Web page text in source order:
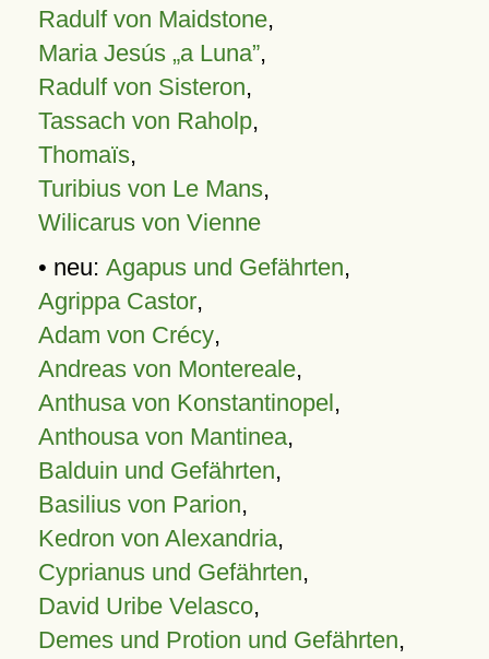
Radulf von Maidstone,
Maria Jesús „a Luna”,
Radulf von Sisteron,
Tassach von Raholp,
Thomaïs,
Turibius von Le Mans,
Wilicarus von Vienne
• neu: Agapus und Gefährten,
Agrippa Castor,
Adam von Crécy,
Andreas von Montereale,
Anthusa von Konstantinopel,
Anthousa von Mantinea,
Balduin und Gefährten,
Basilius von Parion,
Kedron von Alexandria,
Cyprianus und Gefährten,
David Uribe Velasco,
Demes und Protion und Gefährten,